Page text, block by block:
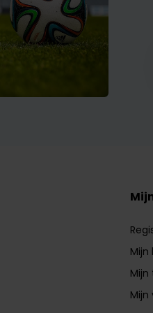
Mijn
Mijn